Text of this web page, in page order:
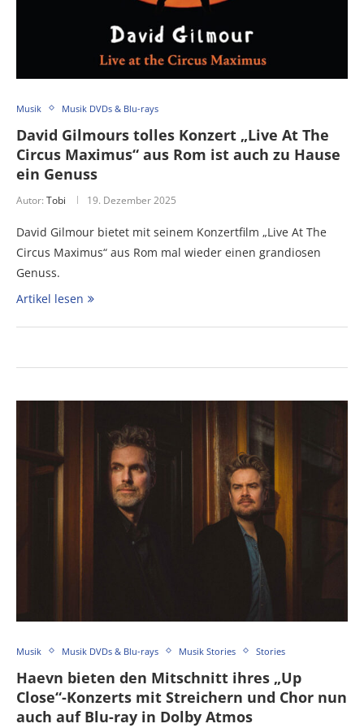
Musik Musik DVDs & Blu-rays
David Gilmours tolles Konzert „Live At The
Circus Maximus“ aus Rom ist auch zu Hause
ein Genuss
Autor: Tobi 19. Dezember 2025
David Gilmour bietet mit seinem Konzertfilm „Live At The
Circus Maximus“ aus Rom mal wieder einen grandiosen
Genuss.
Artikel lesen
Musik Musik DVDs & Blu-rays Musik Stories Stories
Haevn bieten den Mitschnitt ihres „Up
Close“-Konzerts mit Streichern und Chor nun
auch auf Blu-ray in Dolby Atmos